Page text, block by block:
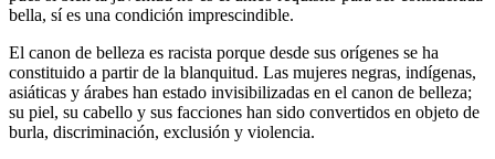
bella, sí es una condición imprescindible.
El canon de belleza es racista porque desde sus orígenes se ha
constituido a partir de la blanquitud. Las mujeres negras, indígenas,
asiáticas y árabes han estado invisibilizadas en el canon de belleza;
su piel, su cabello y sus facciones han sido convertidos en objeto de
burla, discriminación, exclusión y violencia.